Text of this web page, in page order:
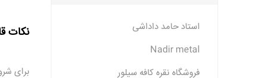
نکات
برای
استاد حامد داداشی
Nadir metal
فروشگاه نقره کافه سیلور